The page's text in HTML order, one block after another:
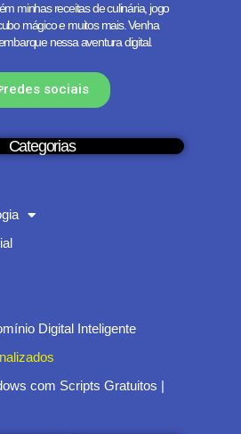
minhas receitas de culinária, jogo
mágico e muitos mais. Venha
nessa aventura digital.
redes sociais
Categorias
Digital Inteligente
com Scripts Gratuitos |